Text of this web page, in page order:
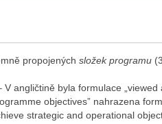
propojených složek programu
angličtině byla formulace
objectives” nahrazena
strategic and operational